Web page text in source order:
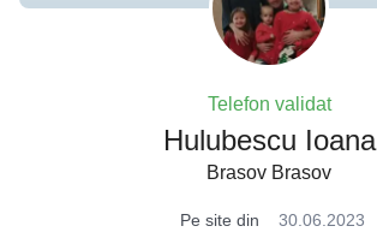
Telefon validat
Hulubescu Ioana
Brasov Brasov
Pe site din
30.06.2023